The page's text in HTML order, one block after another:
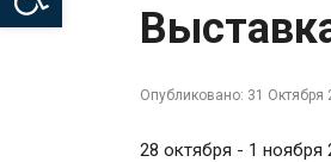
Опубликовано: 31 Октября
28 октября - 1 ноября